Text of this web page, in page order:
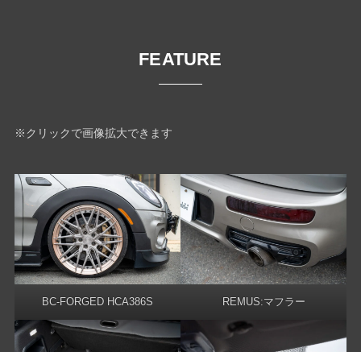
FEATURE
※クリックで画像拡大できます
BC-FORGED HCA386S REMUS:マフラー